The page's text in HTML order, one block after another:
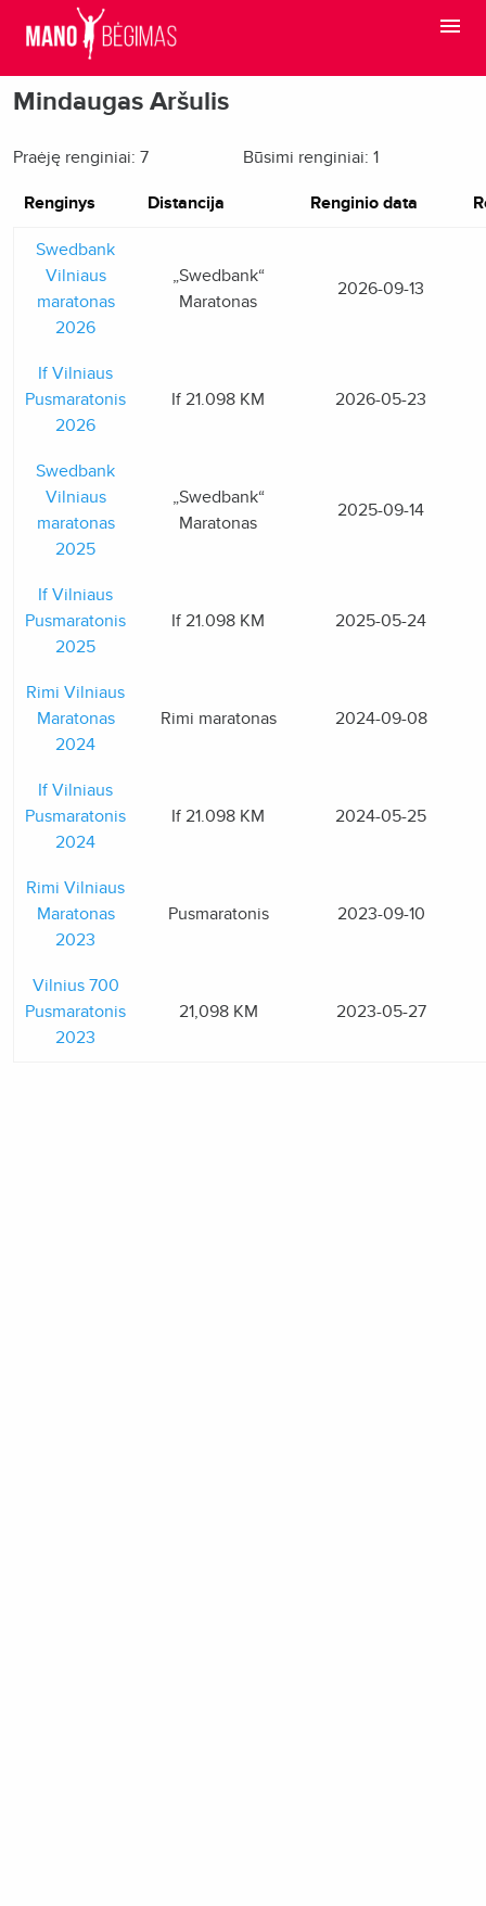
Mindaugas Aršulis
Praėję renginiai: 7 Būsimi renginiai: 1
Renginys Distancija Renginio data
Swedbank
Vilniaus
maratonas
2026
„Swedbank“
Maratonas
2026-09-13
If Vilniaus
Pusmaratonis
2026
If 21.098 KM 2026-05-23
Swedbank
Vilniaus
maratonas
2025
„Swedbank“
Maratonas
2025-09-14
If Vilniaus
Pusmaratonis
2025
If 21.098 KM 2025-05-24
Rimi Vilniaus
Maratonas
2024
Rimi maratonas 2024-09-08
If Vilniaus
Pusmaratonis
2024
If 21.098 KM 2024-05-25
Rimi Vilniaus
Maratonas
2023
Pusmaratonis 2023-09-10
Vilnius 700
Pusmaratonis
2023
21,098 KM 2023-05-27